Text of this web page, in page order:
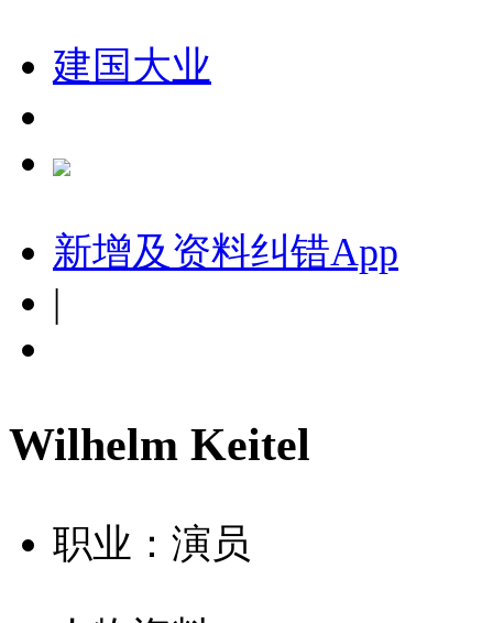
建国大业
新增及资料纠错App
|
Wilhelm Keitel
职业：演员